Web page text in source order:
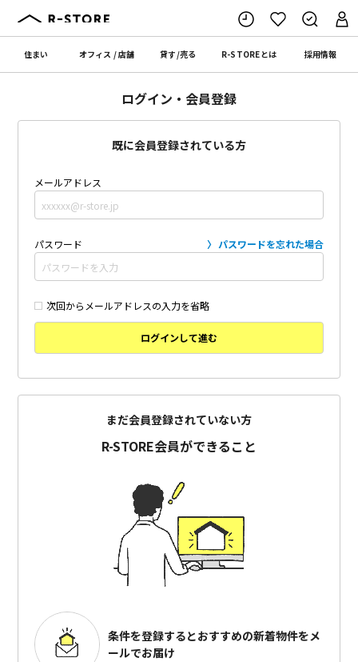
住まい オフィス /店舗 貸す/売る R-STOREとは 採用情報
ログイン・会員登録
既に会員登録されている方
メールアドレス
パスワード パスワードを忘れた場合
次回からメールアドレスの入力を省略
ログインして進む
まだ会員登録されていない方
R-STORE会員ができること
条件を登録するとおすすめの新着物件をメ
ールでお届け